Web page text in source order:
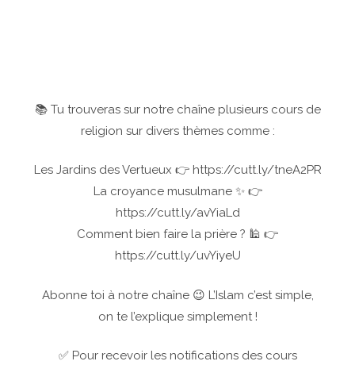
📚 Tu trouveras sur notre chaîne plusieurs cours de
religion sur divers thèmes comme :
Les Jardins des Vertueux 👉 https://cutt.ly/tneA2PR
La croyance musulmane ✨ 👉
https://cutt.ly/avYiaLd
Comment bien faire la prière ? 🕌 👉
https://cutt.ly/uvYiyeU
Abonne toi à notre chaîne 😉 L’Islam c’est simple,
on te l’explique simplement !
✅ Pour recevoir les notifications des cours